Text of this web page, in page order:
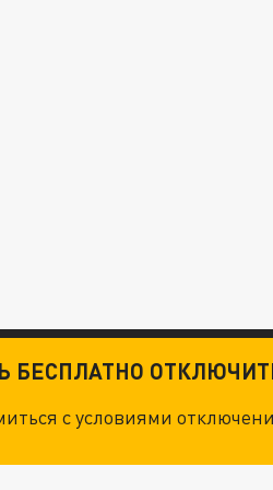
БЕСПЛАТНО
с условиями